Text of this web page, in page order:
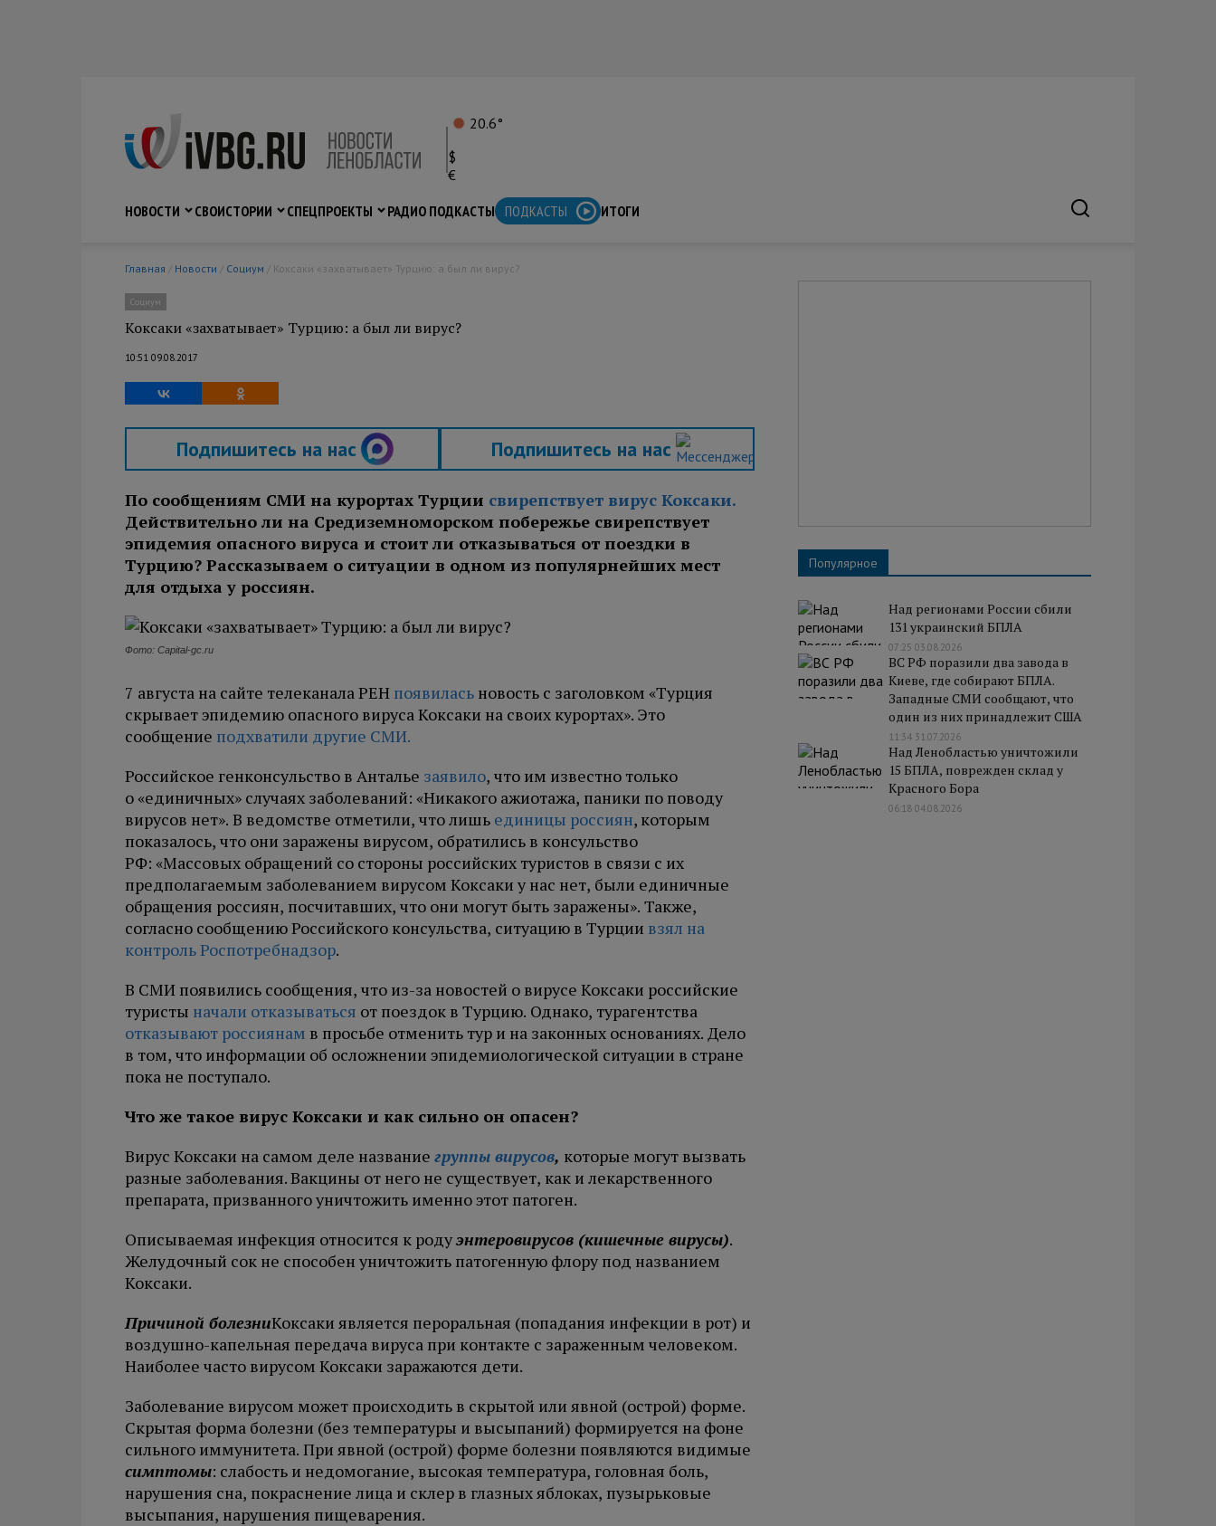
20.6°
$
€
НОВОСТИ
СВОИСТОРИИ СПЕЦПРОЕКТЫ РАДИО ПОДКАСТЫ ПОДКАСТЫ ИТОГИ
Главная / Новости / Социум / Коксаки «захватывает» Турцию: а был ли вирус?
Социум
Коксаки «захватывает» Турцию: а был ли вирус?
10:51 09.08.2017
Подпишитесь на нас Подпишитесь на нас
По сообщениям СМИ на курортах Турции свирепствует вирус Коксаки.
Действительно ли на Средиземноморском побережье свирепствует
эпидемия опасного вируса и стоит ли отказываться от поездки в
Турцию? Рассказываем о ситуации в одном из популярнейших мест
для отдыха у россиян.
Фото: Capital-gc.ru
7 августа на сайте телеканала РЕН появилась новость с заголовком «Турция
скрывает эпидемию опасного вируса Коксаки на своих курортах». Это
сообщение подхватили другие СМИ.
Российское генконсульство в Анталье заявило, что им известно только
о «единичных» случаях заболеваний: «Никакого ажиотажа, паники по поводу
вирусов нет». В ведомстве отметили, что лишь единицы россиян, которым
показалось, что они заражены вирусом, обратились в консульство
РФ: «Массовых обращений со стороны российских туристов в связи с их
предполагаемым заболеванием вирусом Коксаки у нас нет, были единичные
обращения россиян, посчитавших, что они могут быть заражены». Также,
согласно сообщению Российского консульства, ситуацию в Турции взял на
контроль Роспотребнадзор.
В СМИ появились сообщения, что из-за новостей о вирусе Коксаки российские
туристы начали отказываться от поездок в Турцию. Однако, турагентства
отказывают россиянам в просьбе отменить тур и на законных основаниях. Дело
в том, что информации об осложнении эпидемиологической ситуации в стране
пока не поступало.
Что же такое вирус Коксаки и как сильно он опасен?
Вирус Коксаки на самом деле название группы вирусов, которые могут вызвать
разные заболевания. Вакцины от него не существует, как и лекарственного
препарата, призванного уничтожить именно этот патоген.
Описываемая инфекция относится к родуэнтеровирусов (кишечные вирусы).
Желудочный сок не способен уничтожить патогенную флору под названием
Коксаки.
Причиной болезниКоксаки является пероральная (попадания инфекции в рот) и
воздушно-капельная передача вируса при контакте с зараженным человеком.
Наиболее часто вирусом Коксаки заражаются дети.
Заболевание вирусом может происходить в скрытой или явной (острой) форме.
Скрытая форма болезни (без температуры и высыпаний) формируется на фоне
сильного иммунитета. При явной (острой) форме болезни появляются видимые
симптомы: слабость и недомогание, высокая температура, головная боль,
нарушения сна, покраснение лица и склер в глазных яблоках, пузырьковые
высыпания, нарушения пищеварения.
Популярное
Над регионами России сбили
131 украинский БПЛА
07:25 03.08.2026
ВС РФ поразили два завода в
Киеве, где собирают БПЛА.
Западные СМИ сообщают, что
один из них принадлежит США
11:34 31.07.2026
Над Ленобластью уничтожили
15 БПЛА, поврежден склад у
Красного Бора
06:18 04.08.2026